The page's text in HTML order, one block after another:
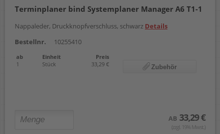
Terminplaner bind Systemplaner Manager A6 T1-1
Nappaleder, Druckknopfverschluss, schwarz Details
Bestellnr.
10255410
ab Einheit
Preis
1
Stück 33,29 € Zubehör
AB 33,29 €
(zzgl. 19% Mwst.)